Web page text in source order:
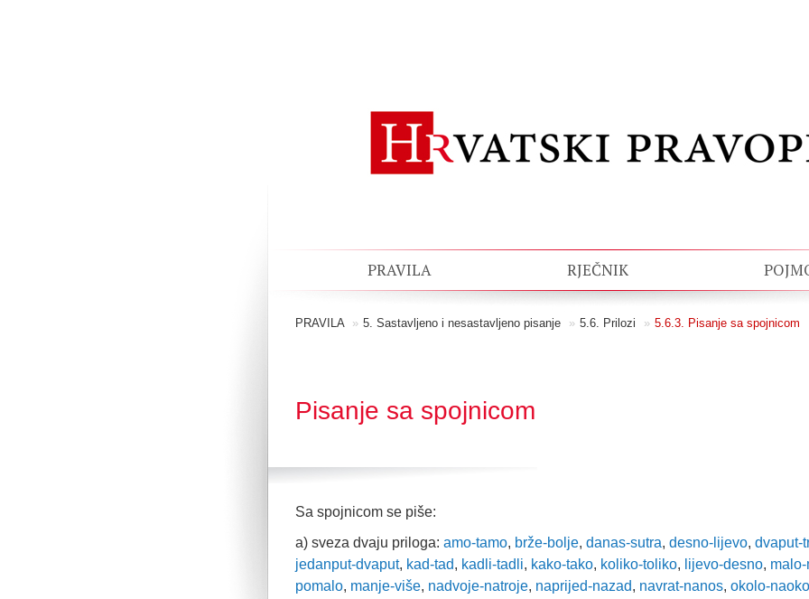
PRAVILA RJEČNIK
PRAVILA » 5. Sastavljeno i nesastavljeno pisanje » 5.6. Prilozi » 5.6.3. Pisanje sa spojnicom
Pisanje sa spojnicom
Sa spojnicom se piše:
a) sveza dvaju priloga: amo-tamo, brže-bolje, danas-sutra, desno-lijevo, dvaput-
jedanput-dvaput, kad-tad, kadli-tadli, kako-tako, koliko-toliko, lijevo-desno,
pomalo, manje-više, nadvoje-natroje, naprijed-nazad, navrat-nanos, okolo-